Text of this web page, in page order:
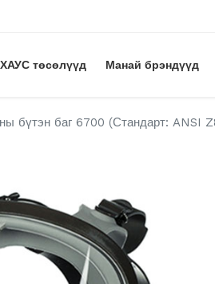
ХАУС төсөлүүд Манай брэндүүд
бүтэн баг 6700 (Стандарт: ANSI